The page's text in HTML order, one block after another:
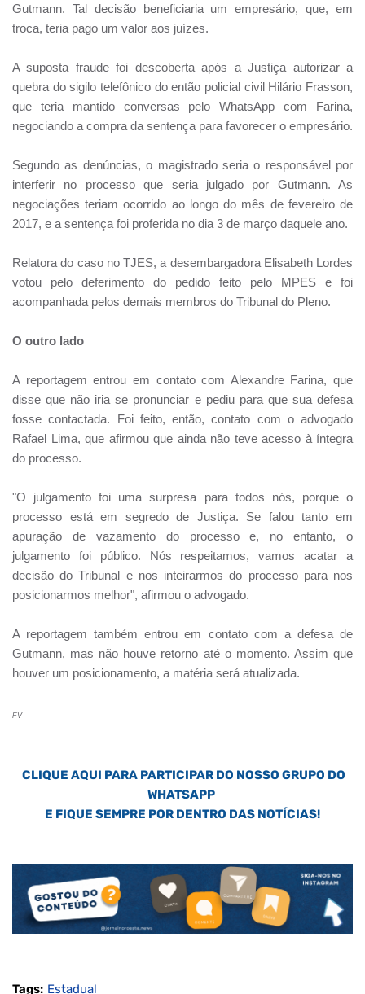
Gutmann. Tal decisão beneficiaria um empresário, que, em
troca, teria pago um valor aos juízes.
A suposta fraude foi descoberta após a Justiça autorizar a
quebra do sigilo telefônico do então policial civil Hilário Frasson,
que teria mantido conversas pelo WhatsApp com Farina,
negociando a compra da sentença para favorecer o empresário.
Segundo as denúncias, o magistrado seria o responsável por
interferir no processo que seria julgado por Gutmann. As
negociações teriam ocorrido ao longo do mês de fevereiro de
2017, e a sentença foi proferida no dia 3 de março daquele ano.
Relatora do caso no TJES, a desembargadora Elisabeth Lordes
votou pelo deferimento do pedido feito pelo MPES e foi
acompanhada pelos demais membros do Tribunal do Pleno.
O outro lado
A reportagem entrou em contato com Alexandre Farina, que
disse que não iria se pronunciar e pediu para que sua defesa
fosse contactada. Foi feito, então, contato com o advogado
Rafael Lima, que afirmou que ainda não teve acesso à íntegra
do processo.
"O julgamento foi uma surpresa para todos nós, porque o
processo está em segredo de Justiça. Se falou tanto em
apuração de vazamento do processo e, no entanto, o
julgamento foi público. Nós respeitamos, vamos acatar a
decisão do Tribunal e nos inteirarmos do processo para nos
posicionarmos melhor", afirmou o advogado.
A reportagem também entrou em contato com a defesa de
Gutmann, mas não houve retorno até o momento. Assim que
houver um posicionamento, a matéria será atualizada.
FV
CLIQUE AQUI PARA PARTICIPAR DO NOSSO GRUPO DO
WHATSAPP
E FIQUE SEMPRE POR DENTRO DAS NOTÍCIAS!
Tags: Estadual